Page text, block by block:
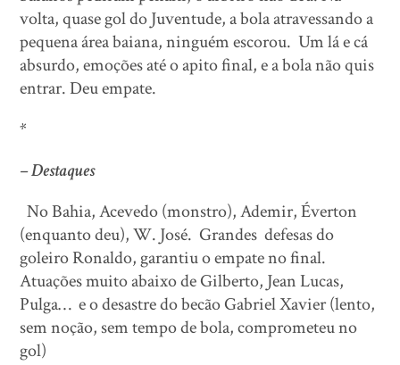
volta, quase gol do Juventude, a bola atravessando a
pequena área baiana, ninguém escorou. Um lá e cá
absurdo, emoções até o apito final, e a bola não quis
entrar. Deu empate.
*
– Destaques
No Bahia, Acevedo (monstro), Ademir, Éverton
(enquanto deu), W. José. Grandes defesas do
goleiro Ronaldo, garantiu o empate no final.
Atuações muito abaixo de Gilberto, Jean Lucas,
Pulga… e o desastre do becão Gabriel Xavier (lento,
sem noção, sem tempo de bola, comprometeu no
gol)